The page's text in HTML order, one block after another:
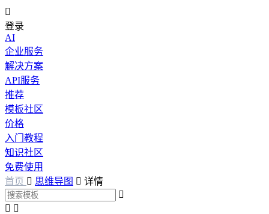

登录
AI
企业服务
解决方案
API服务
推荐
模板社区
价格
入门教程
知识社区
免费使用
首页  思维导图  详情

 